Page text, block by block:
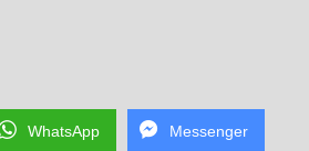
WhatsApp Messenger